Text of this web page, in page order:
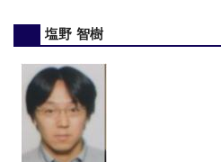
塩野 智樹